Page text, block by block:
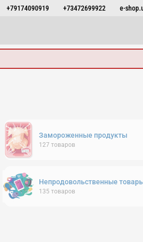
+79174090919 +73472699922 e-
Замороженные продукты
127 товаров
Непродовольственные
135 товаров